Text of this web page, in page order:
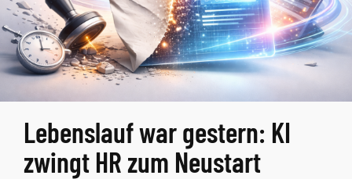
Lebenslauf war gestern: KI
zwingt HR zum Neustart